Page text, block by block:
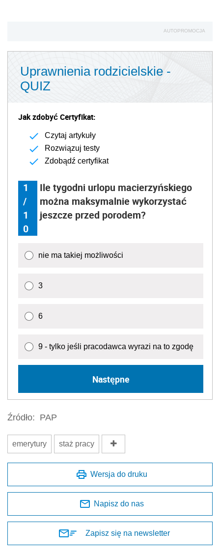
AUTOPROMOCJA
Uprawnienia rodzicielskie -
QUIZ
Jak zdobyć Certyfikat:
Czytaj artykuły
Rozwiązuj testy
Zdobądź certyfikat
1
/
1
0
Ile tygodni urlopu macierzyńskiego
można maksymalnie wykorzystać
jeszcze przed porodem?
nie ma takiej możliwości
3
6
9 - tylko jeśli pracodawca wyrazi na to zgodę
Następne
Źródło: PAP
emerytury staż pracy
Wersja do druku
Napisz do nas
Zapisz się na newsletter